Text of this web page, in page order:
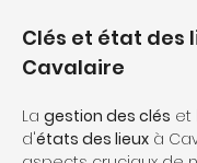
Clés et état des
Cavalaire
La gestion des clés et
d'états des lieux à